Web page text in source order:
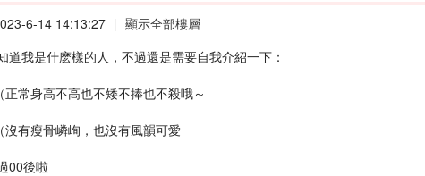
6-14 14:13:27 | 顯示全部樓層
道我是什麽樣的人，不過還是需要自我介紹一下：
常身高不高也不矮不捧也不殺哦～
沒有瘦骨嶙峋，也沒有風韻可愛
00後啦